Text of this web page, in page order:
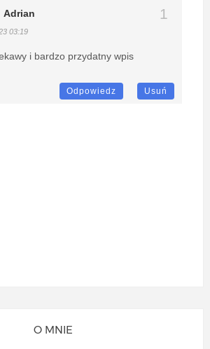
Adrian
03:19
i bardzo przydatny wpis
Odpowiedz Usuń
O MNIE